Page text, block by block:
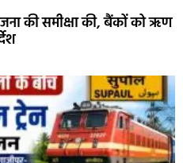
की समीक्षा की, बैंकों को ऋण